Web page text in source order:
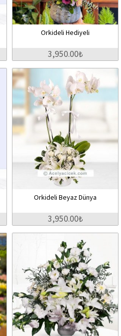
Orkideli Hediyeli
3,950.00₺
Orkideli Beyaz Dünya
3,950.00₺